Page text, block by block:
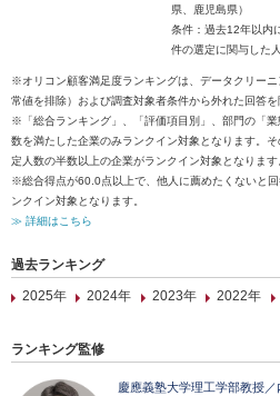
県、鹿児島県）
条件：過去12年以内
件の選定に関与した人
※オリコン顧客満足度ランキングは、データクリー
常値を排除）および調査対象者条件から外れた回答を
※「総合ランキング」、「評価項目別」、部門の「
数を満たした企業のみランクイン対象となります。
定人数の半数以上の企業がランクイン対象となります
※総合得点が60.0点以上で、他人に薦めたくないと
ンクイン対象となります。
≫ 詳細はこちら
過去ランキング
2025年
2024年 2023年 2022年
ランキング監修
慶應義塾大学理工学部教授